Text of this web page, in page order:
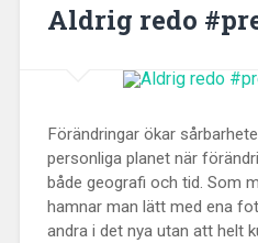
Aldrig redo
Förändringar ökar
personliga planet när
både geografi och tid. Som
hamnar man lätt med ena
andra i det nya utan att helt